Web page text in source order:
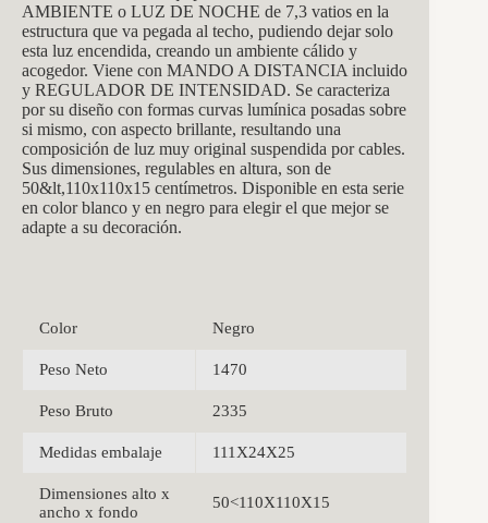
AMBIENTE o LUZ DE NOCHE de 7,3 vatios en la
estructura que va pegada al techo, pudiendo dejar solo
esta luz encendida, creando un ambiente cálido y
acogedor. Viene con MANDO A DISTANCIA incluido
y REGULADOR DE INTENSIDAD. Se caracteriza
por su diseño con formas curvas lumínica posadas sobre
si mismo, con aspecto brillante, resultando una
composición de luz muy original suspendida por cables.
Sus dimensiones, regulables en altura, son de
50&lt,110x110x15 centímetros. Disponible en esta serie
en color blanco y en negro para elegir el que mejor se
adapte a su decoración.
Color Negro
Peso Neto 1470
Peso Bruto 2335
Medidas embalaje 111X24X25
Dimensiones alto x
ancho x fondo
50<110X110X15